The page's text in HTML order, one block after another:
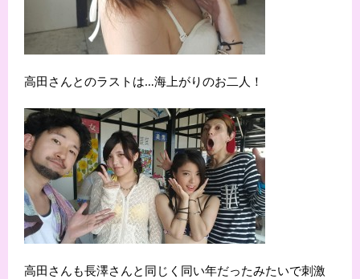
高田さんとのラストは…海上がりのお二人！
高田さんも長澤さんと同じく同い年だったみたいで刺激